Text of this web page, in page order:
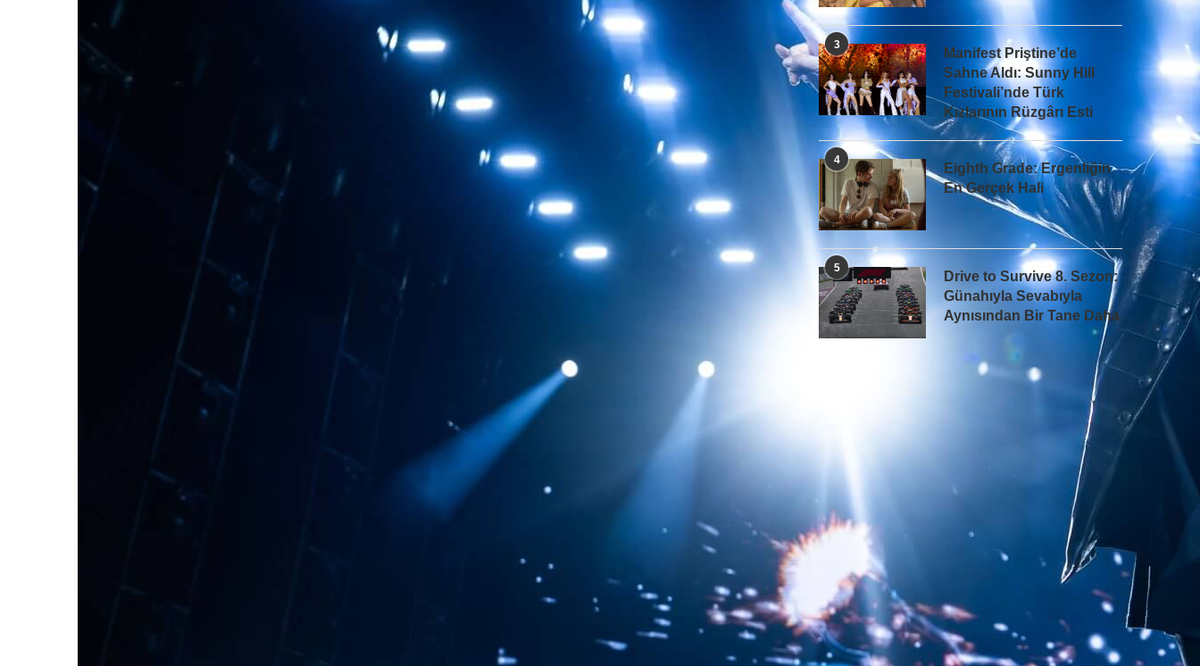
3
Manifest Priştine’de
Sahne Aldı: Sunny Hill
Festivali’nde Türk
Kızlarının Rüzgârı Esti
4
Eighth Grade: Ergenliğin
En Gerçek Hali
5
Drive to Survive 8. Sezon:
Günahıyla Sevabıyla
Aynısından Bir Tane Daha